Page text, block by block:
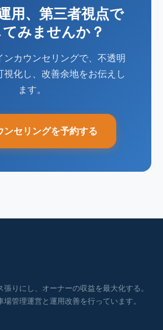
用、第三者視点で
みませんか？
ンカウンセリングで、不透明
視化し、改善余地をお伝えし
ます。
ンセリングを予約する
りにし、オーナーの収益を最大化する。
管理運営と運用改善を行っています。